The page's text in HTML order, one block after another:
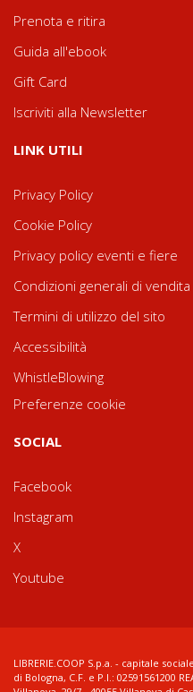
Prenota e ritira
Guida all'ebook
Gift Card
Iscriviti alla Newsletter
LINK UTILI
Privacy Policy
Cookie Policy
Privacy policy eventi e fiere
Condizioni generali di vendita
Termini di utilizzo del sito
Accessibilità
WhistleBlowing
Preferenze cookie
SOCIAL
Facebook
Instagram
X
Youtube
LIBRERIE.COOP S.p.a. - capitale
di Bologna, C.F. e P.I.: 02591561200